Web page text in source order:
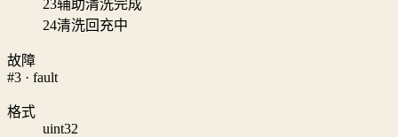
23辅助清洗完成
24清洗回充中
故障
#3 · fault
格式
uint32